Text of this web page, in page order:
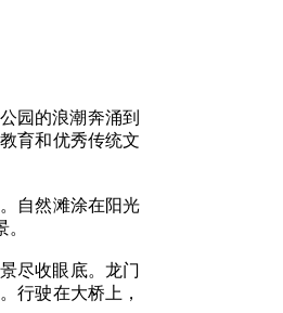
园的浪潮奔涌到
育和优秀传统文
自然滩涂在阳光
尽收眼底。龙门
行驶在大桥上，